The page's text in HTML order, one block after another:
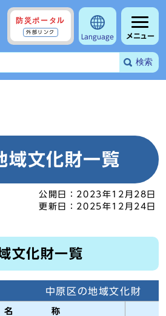
防災ポータル
外部リンク
Language メニュー
検索
域文化財一覧
公開日： 2023年12月28日
更新日： 2025年12月24日
文化財一覧
中原区の地域文化財
名 称